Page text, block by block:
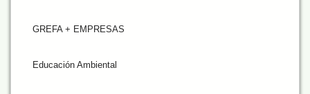
GREFA + EMPRESAS
Educación Ambiental